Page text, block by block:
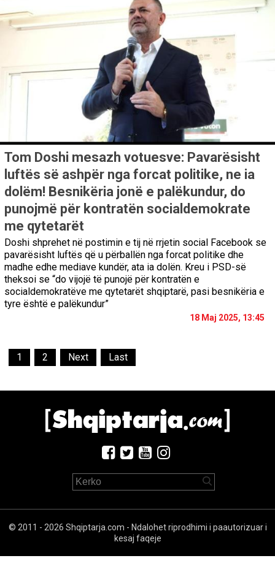
Tom Doshi mesazh votuesve: Pavarësisht
luftës së ashpër nga forcat politike, ne ia
dolëm! Besnikëria jonë e palëkundur, do
punojmë për kontratën socialdemokrate
me qytetarët
Doshi shprehet në postimin e tij në rrjetin social Facebook se
pavarësisht luftës që u përballën nga forcat politike dhe
madhe edhe mediave kundër, ata ia dolën. Kreu i PSD-së
theksoi se “do vijojë të punojë për kontratën e
socialdemokratëve me qytetarët shqiptarë, pasi besnikëria e
tyre është e palëkundur”
18 Maj 2025, 13:45
1 2 Next Last
© 2011 - 2026 Shqiptarja.com - Ndalohet riprodhimi i paautorizuar i
kesaj faqeje